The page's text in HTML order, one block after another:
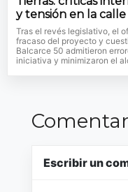
y tensión en la calle
Tras el revés legislativo, el
fracaso del proyecto y
Balcarce 50 admitieron
iniciativa y minimizaron el
Escribir un